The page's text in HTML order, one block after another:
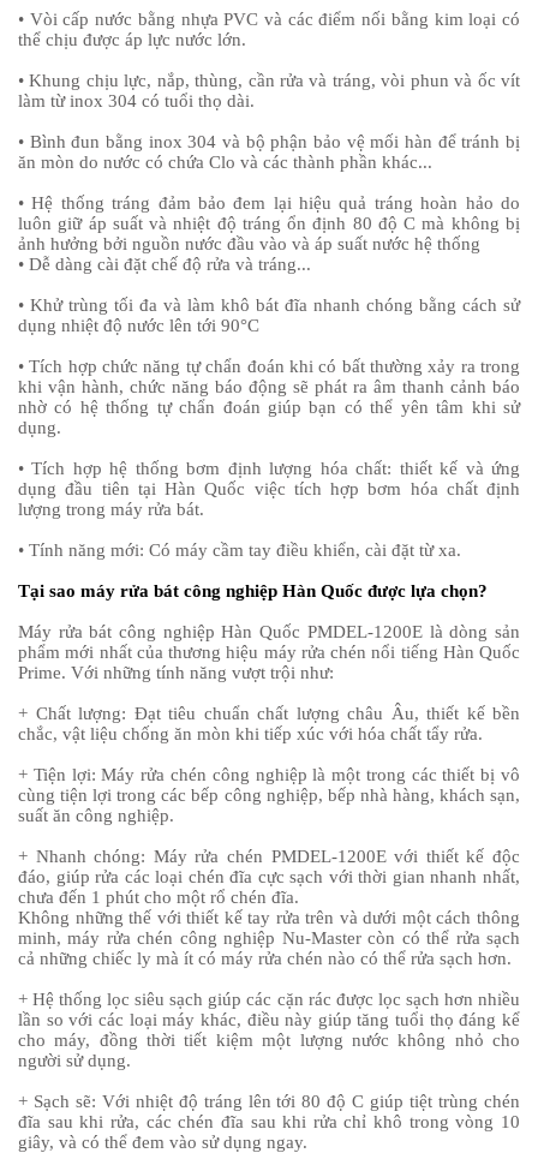
• Vòi cấp nước bằng nhựa PVC và các điểm nối bằng kim loại có
thể chịu được áp lực nước lớn.
• Khung chịu lực, nắp, thùng, cần rửa và tráng, vòi phun và ốc vít
làm từ inox 304 có tuổi thọ dài.
• Bình đun bằng inox 304 và bộ phận bảo vệ mối hàn để tránh bị
ăn mòn do nước có chứa Clo và các thành phần khác...
• Hệ thống tráng đảm bảo đem lại hiệu quả tráng hoàn hảo do
luôn giữ áp suất và nhiệt độ tráng ổn định 80 độ C mà không bị
ảnh hưởng bởi nguồn nước đầu vào và áp suất nước hệ thống
• Dễ dàng cài đặt chế độ rửa và tráng...
• Khử trùng tối đa và làm khô bát đĩa nhanh chóng bằng cách sử
dụng nhiệt độ nước lên tới 90°C
• Tích hợp chức năng tự chẩn đoán khi có bất thường xảy ra trong
khi vận hành, chức năng báo động sẽ phát ra âm thanh cảnh báo
nhờ có hệ thống tự chẩn đoán giúp bạn có thể yên tâm khi sử
dụng.
• Tích hợp hệ thống bơm định lượng hóa chất: thiết kế và ứng
dụng đầu tiên tại Hàn Quốc việc tích hợp bơm hóa chất định
lượng trong máy rửa bát.
• Tính năng mới: Có máy cầm tay điều khiển, cài đặt từ xa.
Tại sao máy rửa bát công nghiệp Hàn Quốc được lựa chọn?
Máy rửa bát công nghiệp Hàn Quốc PMDEL-1200E là dòng sản
phẩm mới nhất của thương hiệu máy rửa chén nổi tiếng Hàn Quốc
Prime. Với những tính năng vượt trội như:
+ Chất lượng: Đạt tiêu chuẩn chất lượng châu Âu, thiết kế bền
chắc, vật liệu chống ăn mòn khi tiếp xúc với hóa chất tẩy rửa.
+ Tiện lợi: Máy rửa chén công nghiệp là một trong các thiết bị vô
cùng tiện lợi trong các bếp công nghiệp, bếp nhà hàng, khách sạn,
suất ăn công nghiệp.
+ Nhanh chóng: Máy rửa chén PMDEL-1200E với thiết kế độc
đáo, giúp rửa các loại chén đĩa cực sạch với thời gian nhanh nhất,
chưa đến 1 phút cho một rổ chén đĩa.
Không những thế với thiết kế tay rửa trên và dưới một cách thông
minh, máy rửa chén công nghiệp Nu-Master còn có thể rửa sạch
cả những chiếc ly mà ít có máy rửa chén nào có thể rửa sạch hơn.
+ Hệ thống lọc siêu sạch giúp các cặn rác được lọc sạch hơn nhiều
lần so với các loại máy khác, điều này giúp tăng tuổi thọ đáng kể
cho máy, đồng thời tiết kiệm một lượng nước không nhỏ cho
người sử dụng.
+ Sạch sẽ: Với nhiệt độ tráng lên tới 80 độ C giúp tiệt trùng chén
đĩa sau khi rửa, các chén đĩa sau khi rửa chỉ khô trong vòng 10
giây, và có thể đem vào sử dụng ngay.